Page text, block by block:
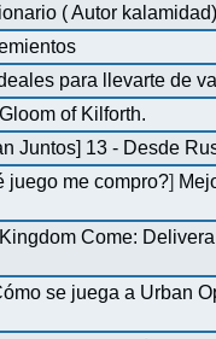
( Autor
para llevarte de
Gloom of Kilforth.
Juntos] 13 - Desde
juego me compro?]
Kingdom Come:
se juega a Urban